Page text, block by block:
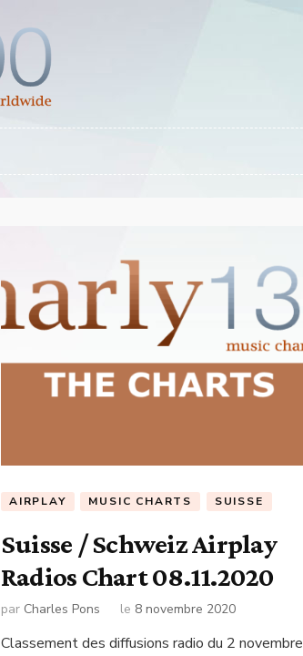
AIRPLAY MUSIC CHARTS SUISSE
Suisse / Schweiz Airplay
Radios Chart 08.11.2020
par Charles Pons le 8 novembre 2020
Classement des diffusions radio du 2 novembre